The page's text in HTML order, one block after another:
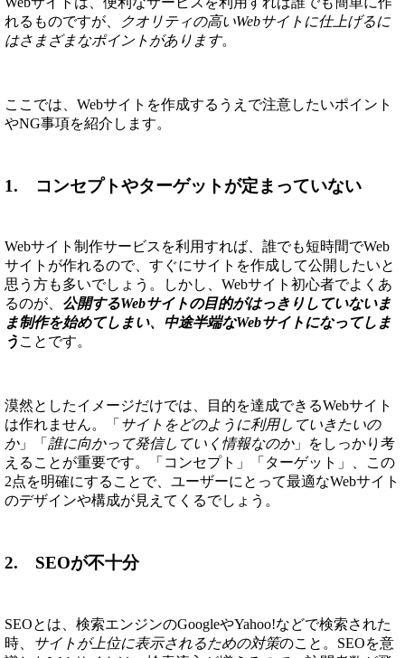
れるものですが、
クオリティの高いWebサイトに仕上げるに
はさまざまなポイントがあります。
ここでは、Webサイトを作成するうえで注意したいポイント
やNG事項を紹介します。
1. コンセプトやターゲットが定まっていない
Webサイト制作サービスを利用すれば、誰でも短時間でWeb
サイトが作れるので、すぐにサイトを作成して公開したいと
思う方も多いでしょう。しかし、Webサイト初心者でよくあ
るのが、 公開するWebサイトの目的がはっきりしていないま
ま制作を始めてしまい、中途半端なWebサイトになってしま
う ことです。
漠然としたイメージだけでは、目的を達成できるWebサイト
は作れません。「 サイトをどのように利用していきたいの
か」「 誰に向かって発信していく情報なのか」をしっかり考
えることが重要です。「コンセプト」「ターゲット」、この
2点を明確にすることで、ユーザーにとって最適なWebサイト
のデザインや構成が見えてくるでしょう。
2. SEOが不十分
SEOとは、検索エンジンのGoogleやYahoo!などで検索された
時、
サイトが上位に表示されるための対策のこと。SEOを意